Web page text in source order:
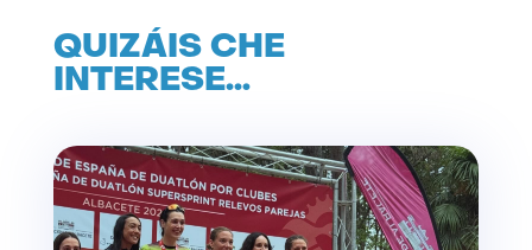
QUIZÁIS CHE
INTERESE…